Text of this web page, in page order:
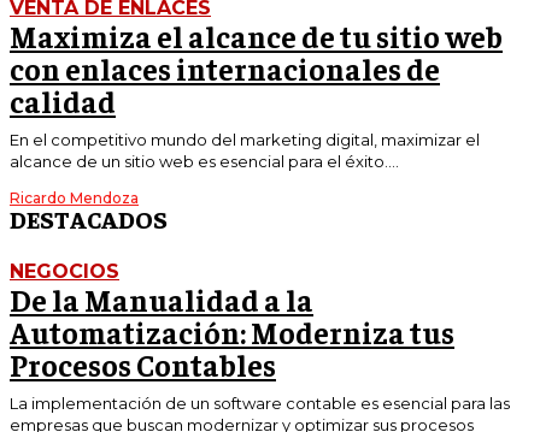
VENTA DE ENLACES
Maximiza el alcance de tu sitio web
con enlaces internacionales de
calidad
En el competitivo mundo del marketing digital, maximizar el
alcance de un sitio web es esencial para el éxito....
Ricardo Mendoza
DESTACADOS
NEGOCIOS
De la Manualidad a la
Automatización: Moderniza tus
Procesos Contables
La implementación de un software contable es esencial para las
empresas que buscan modernizar y optimizar sus procesos